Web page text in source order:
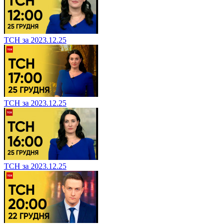
ТСН за 2023.12.25
ТСН за 2023.12.25
ТСН за 2023.12.25